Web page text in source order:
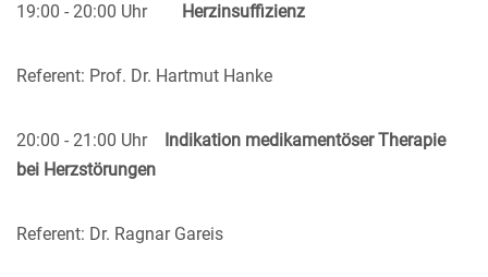
19:00 - 20:00 Uhr Herzinsuffizienz
Referent: Prof. Dr. Hartmut Hanke
20:00 - 21:00 Uhr
Indikation medikamentöser Therapie
bei Herzstörungen
Referent: Dr. Ragnar Gareis